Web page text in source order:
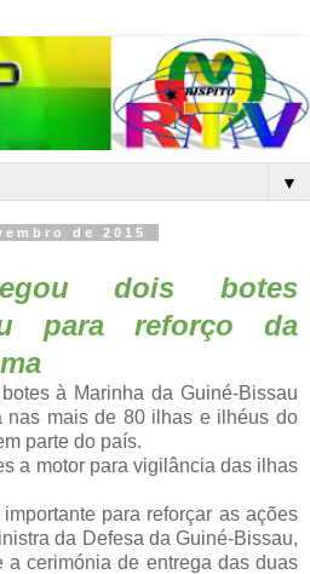
▼
de 2015
dois botes
para reforço da
à Marinha da Guiné-Bissau
nas mais de 80 ilhas e ilhéus do
parte do país.
a motor para vigilância das ilhas
para reforçar as ações
da Defesa da Guiné-Bissau,
a cerimónia de entrega das duas